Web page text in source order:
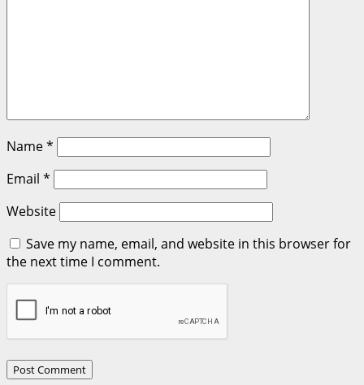
Name*
Email *
Website
Save my name, email, and website in this browser for
the next time I comment.